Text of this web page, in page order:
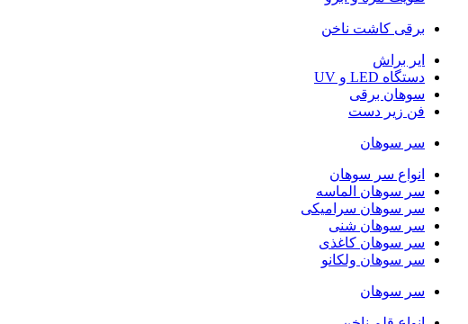
برقی کاشت ناخن
ایر براش
دستگاه LED و UV
سوهان برقی
فن زیر دست
سر سوهان
انواع سر سوهان
سر سوهان الماسه
سر سوهان سرامیکی
سر سوهان شنی
سر سوهان کاغذی
سر سوهان ولکانو
سر سوهان